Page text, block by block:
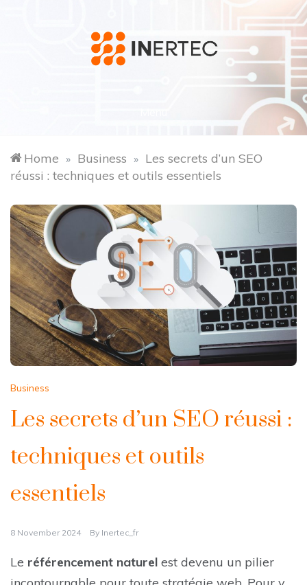
Home » Business » Les secrets d’un SEO
réussi : techniques et outils essentiels
Business
Les secrets d’un SEO réussi :
techniques et outils
essentiels
8 November 2024 By Inertec_fr
Le référencement naturel est devenu un pilier